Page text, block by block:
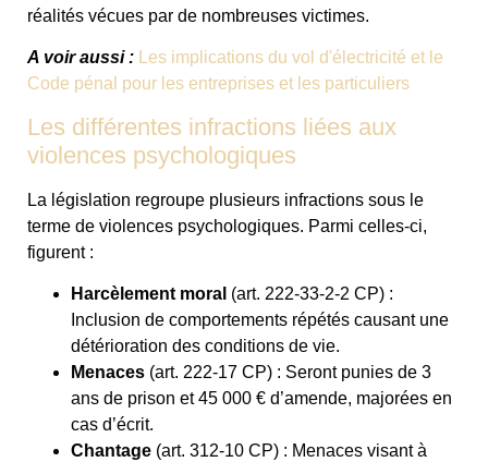
réalités vécues par de nombreuses victimes.
A voir aussi :
Les implications du vol d'électricité et le
Code pénal pour les entreprises et les particuliers
Les différentes infractions liées aux
violences psychologiques
La législation regroupe plusieurs infractions sous le
terme de violences psychologiques. Parmi celles-ci,
figurent :
Harcèlement moral (art. 222-33-2-2 CP) :
Inclusion de comportements répétés causant une
détérioration des conditions de vie.
Menaces (art. 222-17 CP) : Seront punies de 3
ans de prison et 45 000 € d’amende, majorées en
cas d’écrit.
Chantage (art. 312-10 CP) : Menaces visant à